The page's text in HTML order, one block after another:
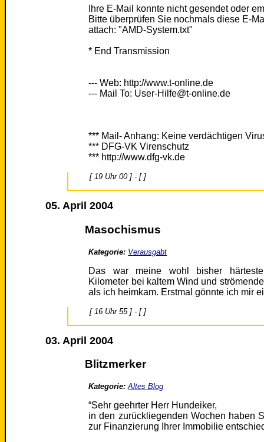
Ihre E-Mail konnte nicht gesendet oder
Bitte überprüfen Sie nochmals diese E-
attach: "AMD-System.txt"
* End Transmission
--- Web: http://www.t-online.de
--- Mail To: User-Hilfe@t-online.de
*** Mail- Anhang: Keine verdächtigen
*** DFG-VK Virenschutz
*** http://www.dfg-vk.de
[ 19 Uhr 00 ] - [ ]
05. April 2004
Masochismus
Kategorie: Verausgabt
Das war meine wohl bisher härteste
Kilometer bei kaltem Wind und
als ich heimkam. Erstmal gönnte ich mir
[ 16 Uhr 55 ] - [ ]
03. April 2004
Blitzmerker
Kategorie: Altes Blog
“Sehr geehrter Herr Hundeiker,
in den zurückliegenden Wochen haben
zur Finanzierung Ihrer Immobilie